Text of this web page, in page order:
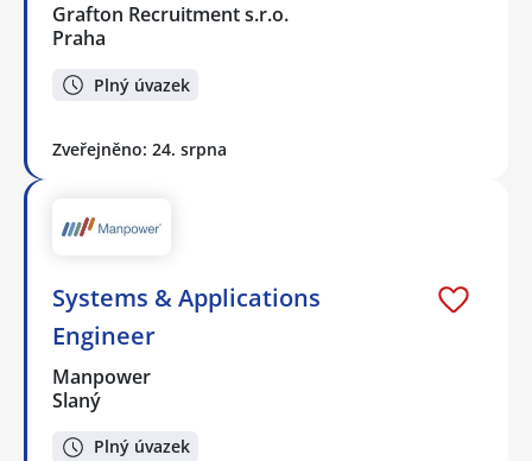
Grafton Recruitment s.r.o.
Praha
Plný úvazek
Zveřejněno: 24. srpna
Systems & Applications
Engineer
Manpower
Slaný
Plný úvazek